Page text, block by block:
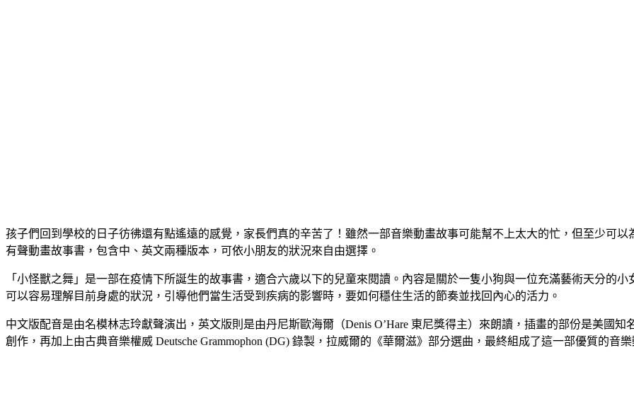
孩子們回到學校的日子彷彿還有點遙遠的感覺，家長們真的辛苦了！雖然一部音樂動畫故事可能幫不上太大的忙，但至少可
有聲動畫故事書，包含中、英文兩種版本，可依小朋友的狀況來自由選擇。
「小怪獸之舞」是一部在疫情下所誕生的故事書，適合六歲以下的兒童來閱讀。內容是關於一隻小狗與一位充滿藝術天分的
可以容易理解目前身處的狀況，引導他們當生活受到疾病的影響時，要如何穩住生活的節奏並找回內心的活力。
中文版配音是由名模林志玲獻聲演出，英文版則是由丹尼斯歐海爾（Denis O’Hare 東尼獎得主）來朗讀，插畫的部份是美國
創作，再加上由古典音樂權威 Deutsche Grammophon (DG) 錄製，拉威爾的《華爾滋》部分選曲，最終組成了這一部優質的音樂